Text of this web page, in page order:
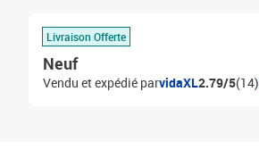
Livraison Offerte
Neuf
Vendu et expédié parvidaXL2.79/5(14)